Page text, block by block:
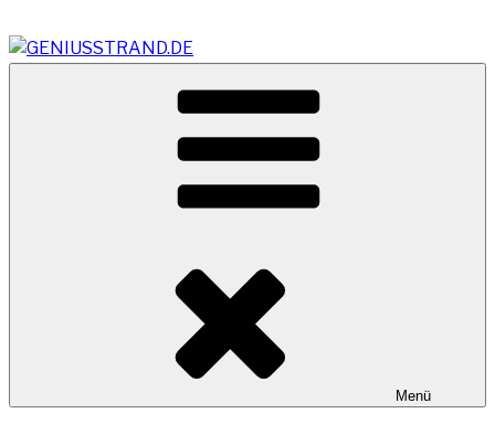
Inhalt
springen
GENIUSSTRAND.DE
Vom Geniusstrand zum JadeWeserPort/Container
Terminal Wilhelmshaven
Menü